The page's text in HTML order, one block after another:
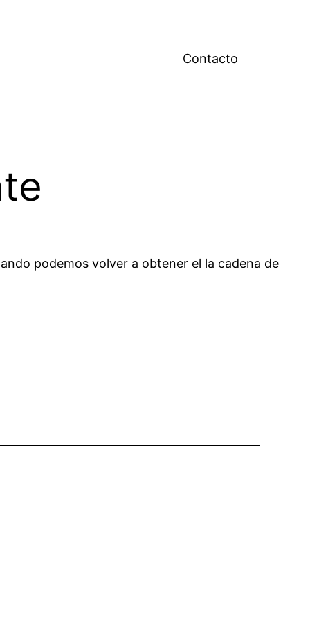
Contacto
podemos volver a obtener el la cadena de